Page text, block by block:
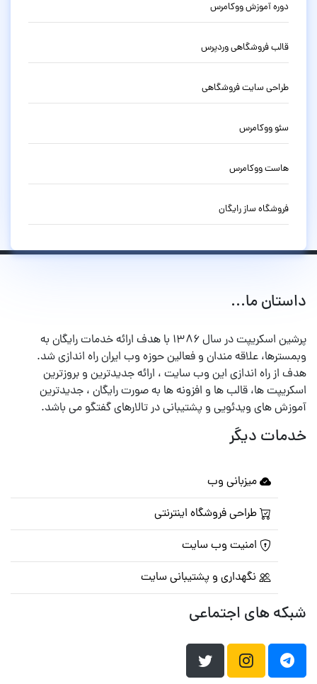
دوره آموزش ووکامرس
قالب فروشگاهی وردپرس
طراحی سایت فروشگاهی
سئو ووکامرس
هاست ووکامرس
فروشگاه ساز رایگان
داستان ما...
پرشین اسکریپت در سال ۱۳۸۶ با هدف ارائه خدمات رایگان به
وبمسترها، علاقه مندان و فعالین حوزه وب ایران راه اندازی شد.
هدف از راه اندازی این وب سایت ، ارائه جدیدترین و بروزترین
اسکریپت ها، قالب ها و افزونه ها به صورت رایگان ، جدیدترین
آموزش های ویدئویی و پشتیبانی در تالارهای گفتگو می باشد.
خدمات دیگر
میزبانی وب
طراحی فروشگاه اینترنتی
امنیت وب سایت
نگهداری و پشتیبانی سایت
شبکه های اجتماعی